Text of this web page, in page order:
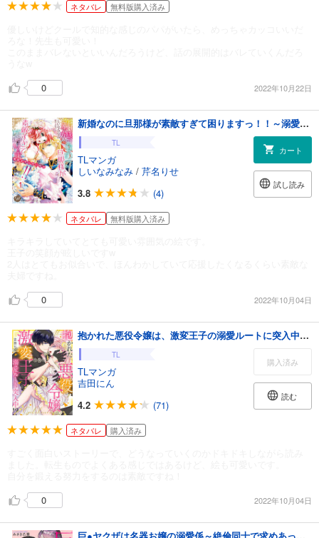
ネタバレ 無料版購入済み
0
2022年10月22日
新婚なのに旦那様が素敵すぎて困りますっ！！～溺愛王子と甘い蜜月～【分冊版】1
TL
TLマンガ
しいなみなみ / 芹名りせ
3.8
(4)
カート
試し読み
ネタバレ 無料版購入済み
0
2022年10月04日
抱かれた悪役令嬢は、激変王子の溺愛ルートに突入中！？(1)
TL
TLマンガ
吉田にん
4.2
(71)
購入済み
読む
ネタバレ 購入済み
0
2022年10月04日